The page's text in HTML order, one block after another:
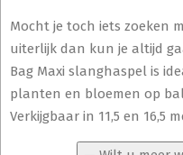
Mocht je toch iets zoeken
uiterlijk dan kun je altijd
Bag Maxi slanghaspel is
planten en bloemen op
Verkijgbaar in 11,5 en 16,5